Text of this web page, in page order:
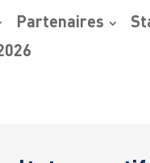
Partenaires